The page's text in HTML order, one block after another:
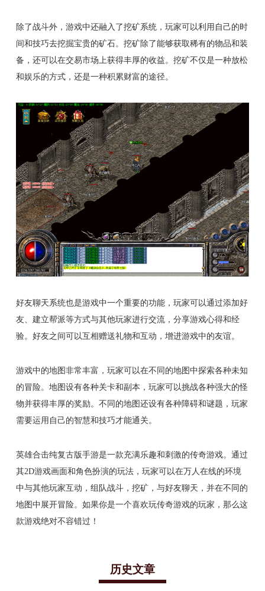
除了战斗外，游戏中还融入了挖矿系统，玩家可以利用自己的时
间和技巧去挖掘宝贵的矿石。挖矿除了能够获取稀有的物品和装
备，还可以在交易市场上获得丰厚的收益。挖矿不仅是一种放松
和娱乐的方式，还是一种积累财富的途径。
好友聊天系统也是游戏中一个重要的功能，玩家可以通过添加好
友、建立帮派等方式与其他玩家进行交流，分享游戏心得和经
验。好友之间可以互相赠送礼物和互动，增进游戏中的友谊。
游戏中的地图非常丰富，玩家可以在不同的地图中探索各种未知
的冒险。地图设有各种关卡和副本，玩家可以挑战各种强大的怪
物并获得丰厚的奖励。不同的地图还设有各种障碍和谜题，玩家
需要运用自己的智慧和技巧才能通关。
英雄合击纯复古版手游是一款充满乐趣和刺激的传奇游戏。通过
其2D游戏画面和角色扮演的玩法，玩家可以在万人在线的环境
中与其他玩家互动，组队战斗，挖矿，与好友聊天，并在不同的
地图中展开冒险。如果你是一个喜欢玩传奇游戏的玩家，那么这
款游戏绝对不容错过！
历史文章